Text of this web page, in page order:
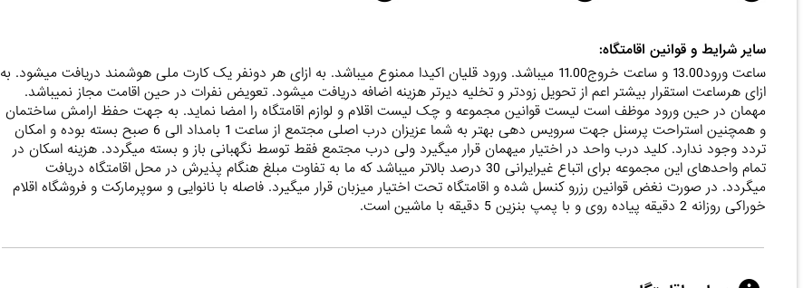
سایر شرایط و قوانین اقامتگاه:
ساعت ورود13.00 و ساعت خروج11.00 میباشد. ورود قلیان اکیدا ممنوع میباشد. به ازای هر دونفر یک کارت ملی هوشمند دریافت میشود. به
ازای هرساعت استقرار بیشتر اعم از تحویل زودتر و تخلیه دیرتر هزینه اضافه دریافت میشود. تعویض نفرات در حین اقامت مجاز نمیباشد.
مهمان در حین ورود موظف است لیست قوانین مجموعه و چک لیست اقلام و لوازم اقامتگاه را امضا نماید. به جهت حفظ ارامش ساختمان
و همچنین استراحت پرسنل جهت سرویس دهی بهتر به شما عزیزان درب اصلی مجتمع از ساعت 1 بامداد الی 6 صبح بسته بوده و امکان
تردد وجود ندارد. کلید درب واحد در اختیار میهمان قرار میگیرد ولی درب مجتمع فقط توسط نگهبانی باز و بسته میگردد. هزینه اسکان در
تمام واحدهای این مجموعه برای اتباع غیرایرانی 30 درصد بالاتر میباشد که ما به تفاوت مبلغ هنگام پذیرش در محل اقامتگاه دریافت
میگردد. در صورت نغض قوانین رزرو کنسل شده و اقامتگاه تحت اختیار میزبان قرار میگیرد. فاصله با نانوایی و سوپرمارکت و فروشگاه اقلام
خوراکی روزانه 2 دقیقه پیاده روی و با پمپ بنزین 5 دقیقه با ماشین است.